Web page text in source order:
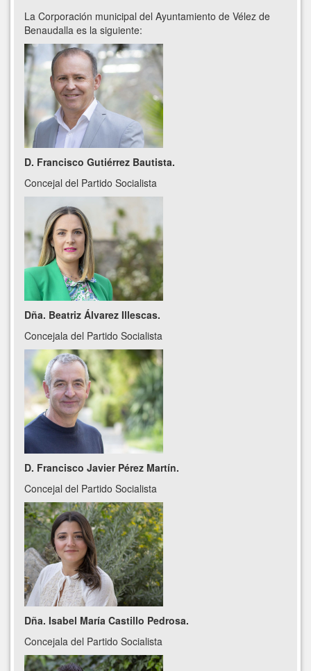
La Corporación municipal del Ayuntamiento de Vélez de
Benaudalla es la siguiente:
D. Francisco Gutiérrez Bautista.
Concejal del Partido Socialista
Dña. Beatriz Álvarez Illescas.
Concejala del Partido Socialista
D. Francisco Javier Pérez Martín.
Concejal del Partido Socialista
Dña. Isabel María Castillo Pedrosa.
Concejala del Partido Socialista